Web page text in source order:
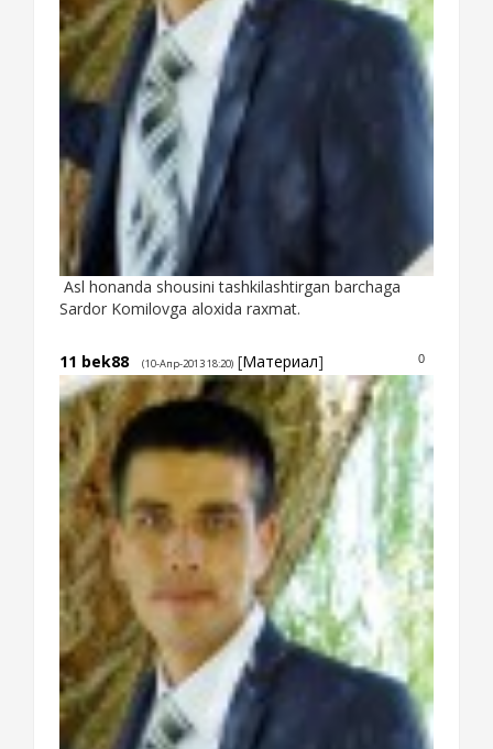
Asl honanda shousini tashkilashtirgan barchaga
Sardor Komilovga aloxida raxmat.
0
11 bek88 (10-Апр-2013 18:20) [Материал]